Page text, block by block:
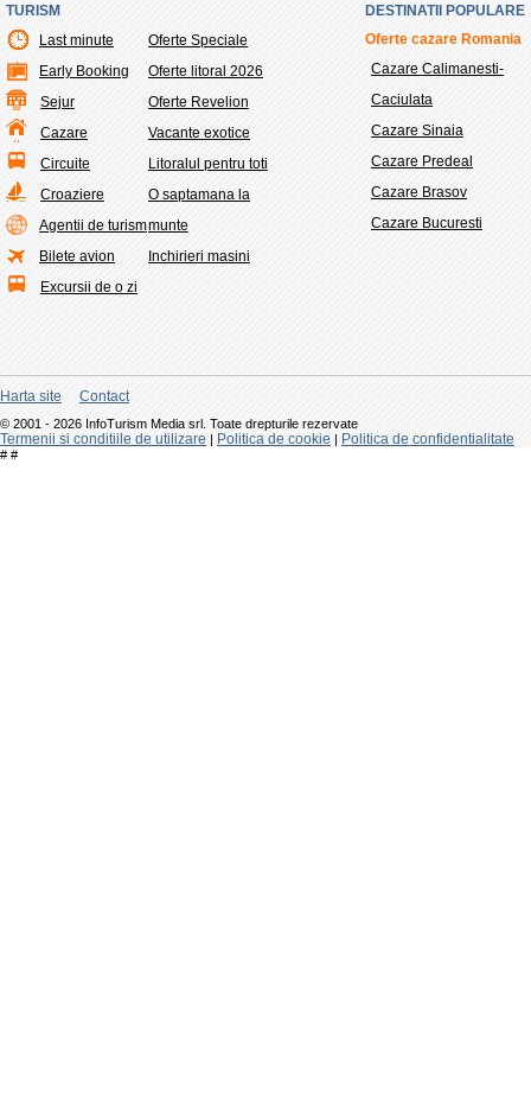
TURISM
Last minute
Early Booking
Sejur
Cazare
Circuite
Croaziere
Agentii de turism
Bilete avion
Excursii de o zi
Oferte Speciale
Oferte litoral 2026
Oferte Revelion
Vacante exotice
Litoralul pentru toti
O saptamana la
munte
Inchirieri masini
DESTINATII POPULARE
Oferte cazare Romania
Cazare Calimanesti-
Caciulata
Cazare Sinaia
Cazare Predeal
Cazare Brasov
Cazare Bucuresti
Harta site Contact
© 2001 - 2026 InfoTurism Media srl. Toate drepturile rezervate
Termenii si conditiile de utilizare | Politica de cookie | Politica de confidentialitate
# #